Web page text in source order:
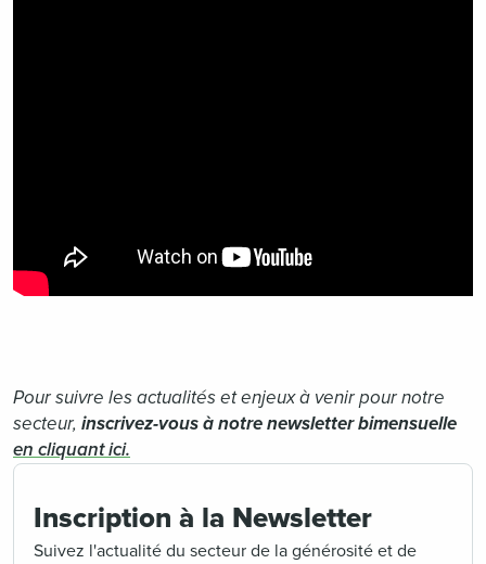
Pour suivre les actualités et enjeux à venir pour notre
secteur, inscrivez-vous à notre newsletter bimensuelle
en cliquant ici.
Inscription à la Newsletter
Suivez l'actualité du secteur de la générosité et de